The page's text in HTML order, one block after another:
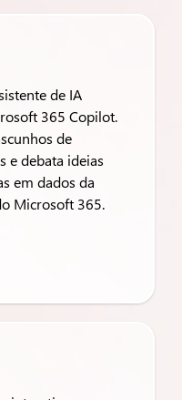
de IA
365 Copilot.
de
e debata ideias
em dados da
Microsoft 365.